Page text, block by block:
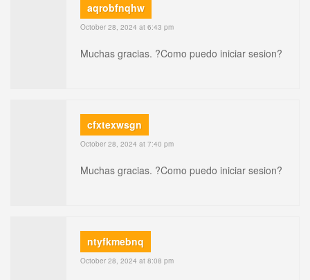
aqrobfnqhw
October 28, 2024 at 6:43 pm
Muchas gracias. ?Como puedo iniciar sesion?
cfxtexwsgn
October 28, 2024 at 7:40 pm
Muchas gracias. ?Como puedo iniciar sesion?
ntyfkmebnq
October 28, 2024 at 8:08 pm